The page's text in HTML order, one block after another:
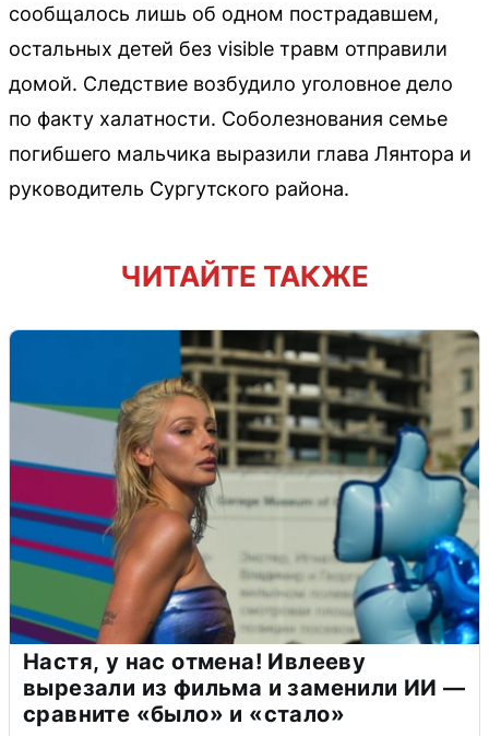
сообщалось лишь об одном пострадавшем,
остальных детей без visible травм отправили
домой. Следствие возбудило уголовное дело
по факту халатности. Соболезнования семье
погибшего мальчика выразили глава Лянтора и
руководитель Сургутского района.
ЧИТАЙТЕ ТАКЖЕ
Настя, у нас отмена! Ивлееву
вырезали из фильма и заменили ИИ —
сравните «было» и «стало»